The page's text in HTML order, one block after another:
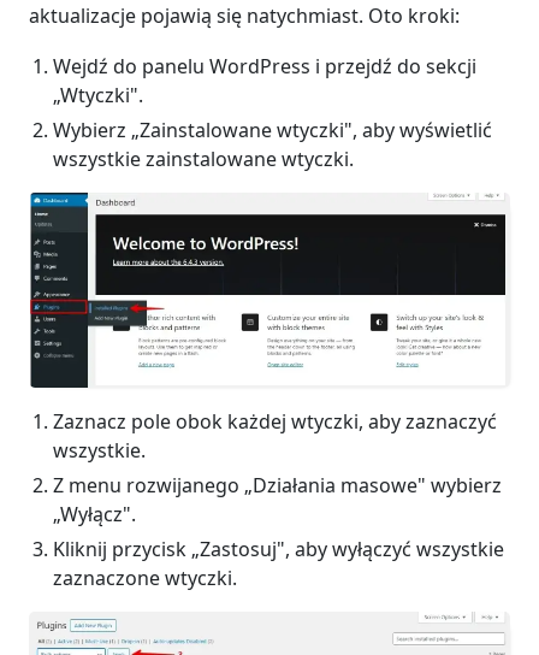
aktualizacje pojawią się natychmiast. Oto kroki:
Wejdź do panelu WordPress i przejdź do sekcji
„Wtyczki".
Wybierz „Zainstalowane wtyczki", aby wyświetlić
wszystkie zainstalowane wtyczki.
Zaznacz pole obok każdej wtyczki, aby zaznaczyć
wszystkie.
Z menu rozwijanego „Działania masowe" wybierz
„Wyłącz".
Kliknij przycisk „Zastosuj", aby wyłączyć wszystkie
zaznaczone wtyczki.